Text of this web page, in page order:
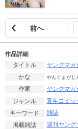
前へ
作品詳細
タイトル
ヤングマガ
かな
やんぐまがじ
作家 ヤングマガ
ジャンル 青年コミッ
キーワード
雑誌
掲載雑誌
週刊ヤング